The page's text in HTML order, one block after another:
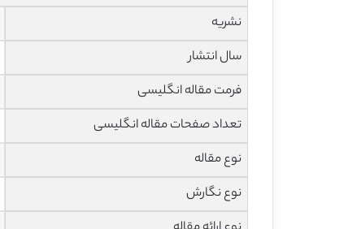
نشریه
سال انتشار
فرمت مقاله انگلیسی
تعداد صفحات مقاله انگلیسی
نوع مقاله
نوع نگارش